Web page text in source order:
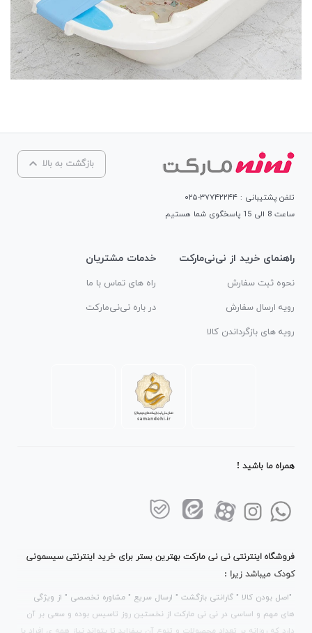
بازگشت به بالا
تلفن پشتیبانی : ۳۷۷۴۲۲۴۴-۰۲۵
ساعت 8 الی 15 پاسخگوی شما هستیم
راهنمای خرید از نی‌نی‌مارکت
نحوه ثبت سفارش
رویه ارسال سفارش
رویه های بازگرداندن کالا
خدمات مشتریان
راه های تماس با ما
در باره نی‌نی‌مارکت
همراه ما باشید !
فروشگاه اینترنتی نی نی مارکت بهترین بستر برای خرید اینترنتی سیسمونی
کودک میباشد زیرا :
"اصل بودن کالا " گارانتی بازگشت " ارسال سریع " مشاوره تخصصی " از ویژگی
های مهم و اساسی در نی نی مارکت از نخستین روز تاسیس بوده و سعی بر آن